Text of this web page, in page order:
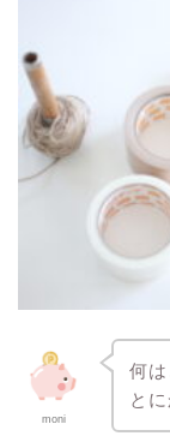
moni
何
と